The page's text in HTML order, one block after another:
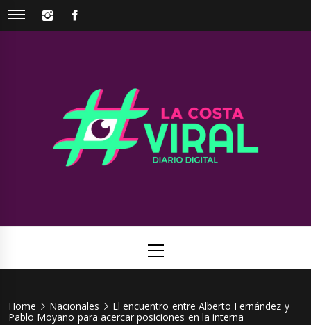
Skip
INSTAGRAM
Viral
Menu
Home Nacionales
El encuentro entre Alberto Fernández y
Pablo Moyano para acercar posiciones en la interna